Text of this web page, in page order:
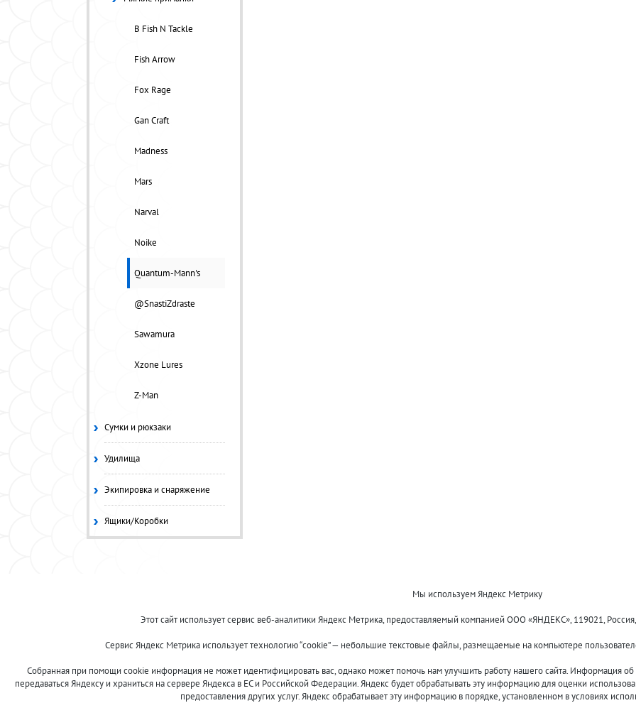
B Fish N Tackle
Fish Arrow
Fox Rage
Gan Craft
Madness
Mars
Narval
Noike
Quantum-Mann's
@SnastiZdraste
Sawamura
Xzone Lures
Z-Man
Сумки и рюкзаки
Удилища
Экипировка и снаряжение
Ящики/Коробки
© 2013-2024 "Волжские приманки"
8 (800)
500-7844
Оплата и доставка
О компании
Гарантия и сервис
Контакты
Помощь
Мы используем Яндекс Метрику
Этот сайт использует сервис веб-аналитики Яндекс Метрика, предоставляемый компанией ООО «ЯНДЕКС», 119021,
Сервис Яндекс Метрика использует технологию “cookie” — небольшие текстовые файлы, размещаемые на компьютере
Собранная при помощи cookie информация не может идентифицировать вас, однако может помочь нам улучшить работу нашего сайта. Информация
передаваться Яндексу и храниться на сервере Яндекса в ЕС и Российской Федерации. Яндекс будет обрабатывать эту информацию для оценки
предоставления других услуг. Яндекс обрабатывает эту информацию в порядке, установленном в условиях